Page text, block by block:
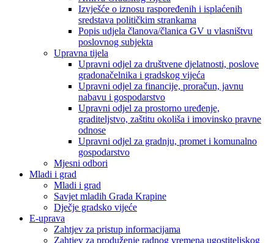
Izvješće o iznosu raspoređenih i isplaćenih
sredstava političkim strankama
Popis udjela članova/članica GV u vlasništvu
poslovnog subjekta
Upravna tijela
Upravni odjel za društvene djelatnosti, poslove
gradonačelnika i gradskog vijeća
Upravni odjel za financije, proračun, javnu
nabavu i gospodarstvo
Upravni odjel za prostorno uređenje,
graditeljstvo, zaštitu okoliša i imovinsko pravne
odnose
Upravni odjel za gradnju, promet i komunalno
gospodarstvo
Mjesni odbori
Mladi i grad
Mladi i grad
Savjet mladih Grada Krapine
Dječje gradsko vijeće
E-uprava
Zahtjev za pristup informacijama
Zahtjev za produženje radnog vremena ugostiteljskog